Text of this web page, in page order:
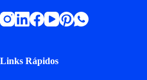
Links Rápidos